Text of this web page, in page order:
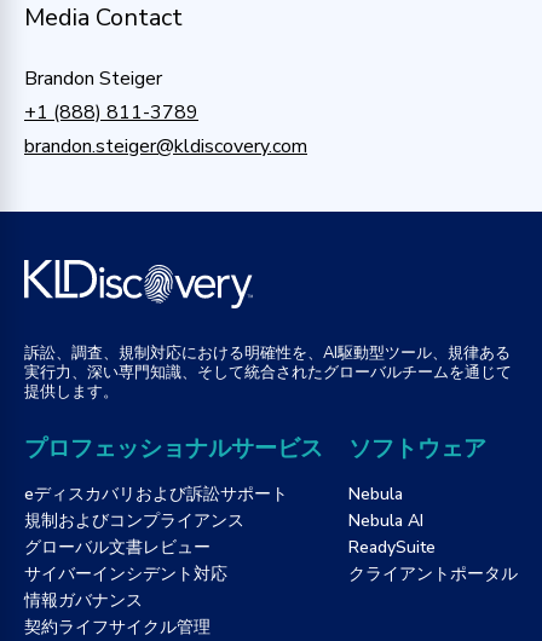
Media Contact
Brandon Steiger
+1 (888) 811-3789
brandon.steiger@kldiscovery.com
訴訟、調査、規制対応における明確性を、AI駆動型ツール、規律ある
実行力、深い専門知識、そして統合されたグローバルチームを通じて
提供します。
プロフェッショナルサービス
eディスカバリおよび訴訟サポート
規制およびコンプライアンス
グローバル文書レビュー
サイバーインシデント対応
情報ガバナンス
契約ライフサイクル管理
ソフトウェア
Nebula
Nebula AI
ReadySuite
クライアントポータル